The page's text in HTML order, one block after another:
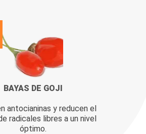
BAYAS DE GOJI
antocianinas y reducen el
radicales libres a un nivel
óptimo.